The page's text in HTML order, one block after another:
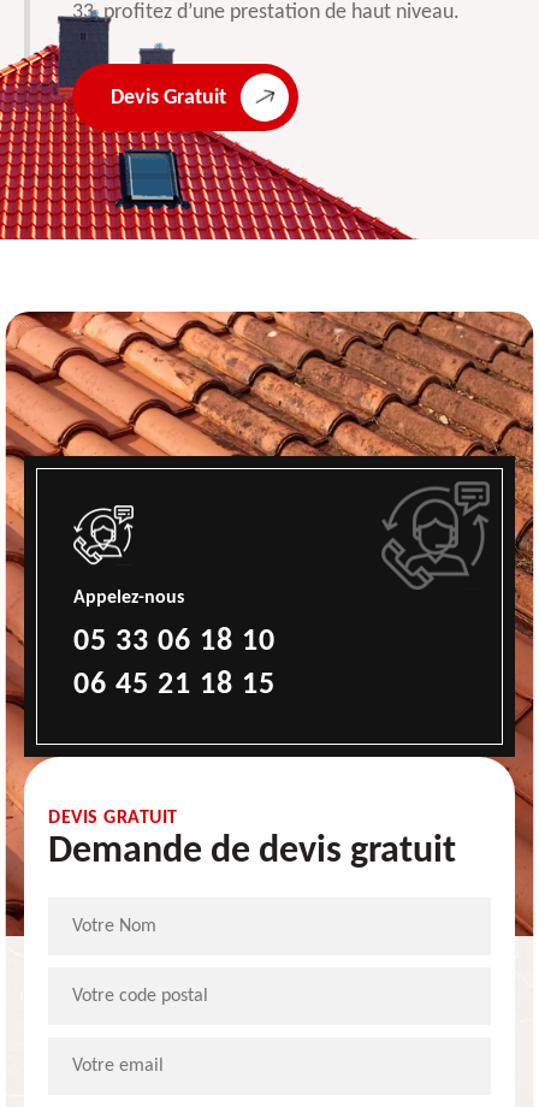
33, profitez d’une prestation de haut niveau.
Devis Gratuit
Appelez-nous
05 33 06 18 10
06 45 21 18 15
DEVIS GRATUIT
Demande de devis gratuit